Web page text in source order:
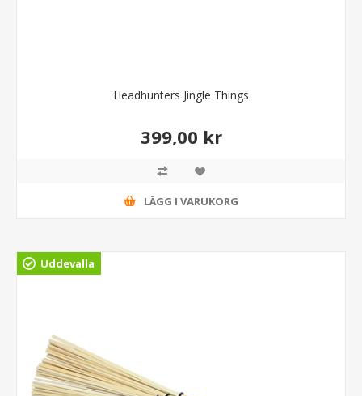
Headhunters Jingle Things
399,00 kr
LÄGG I VARUKORG
Uddevalla